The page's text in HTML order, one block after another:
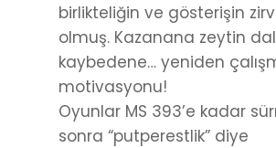
birlikteliğin ve gösterişin
olmuş. Kazanana zeytin
kaybedene… yeniden
motivasyonu!
Oyunlar MS 393’e kadar
sonra “putperestlik” diye